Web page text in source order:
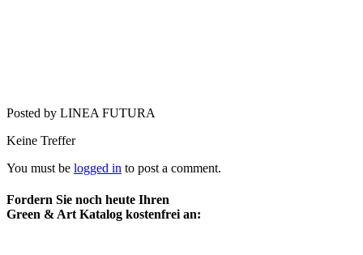
Posted by LINEA FUTURA
Keine Treffer
You must be logged in to post a comment.
Fordern Sie noch heute Ihren
Green & Art Katalog kostenfrei an: